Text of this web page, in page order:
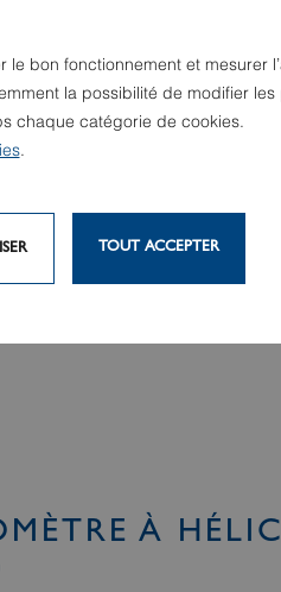
À
le bon fonctionnement et mesurer
la possibilité de modifier les
chaque catégorie de cookies.
.
TOUT ACCEPTER